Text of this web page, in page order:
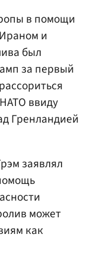
в помощи
и
был
за первый
ввиду
Гренландией
заявлял
может
как